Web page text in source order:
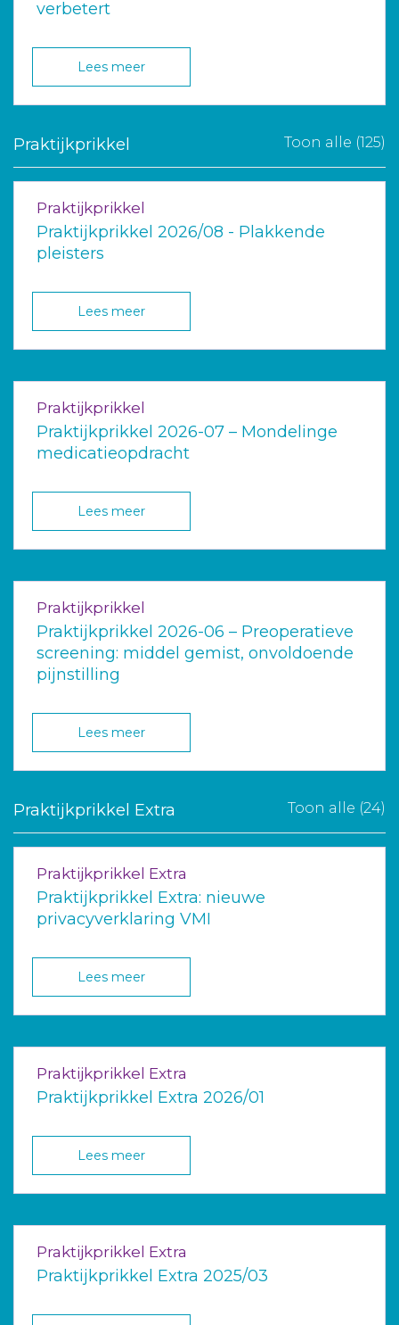
verbetert
Lees meer
Praktijkprikkel Toon alle (125)
Praktijkprikkel
Praktijkprikkel 2026/08 - Plakkende
pleisters
Lees meer
Praktijkprikkel
Praktijkprikkel 2026-07 – Mondelinge
medicatieopdracht
Lees meer
Praktijkprikkel
Praktijkprikkel 2026-06 – Preoperatieve
screening: middel gemist, onvoldoende
pijnstilling
Lees meer
Praktijkprikkel Extra Toon alle (24)
Praktijkprikkel Extra
Praktijkprikkel Extra: nieuwe
privacyverklaring VMI
Lees meer
Praktijkprikkel Extra
Praktijkprikkel Extra 2026/01
Lees meer
Praktijkprikkel Extra
Praktijkprikkel Extra 2025/03